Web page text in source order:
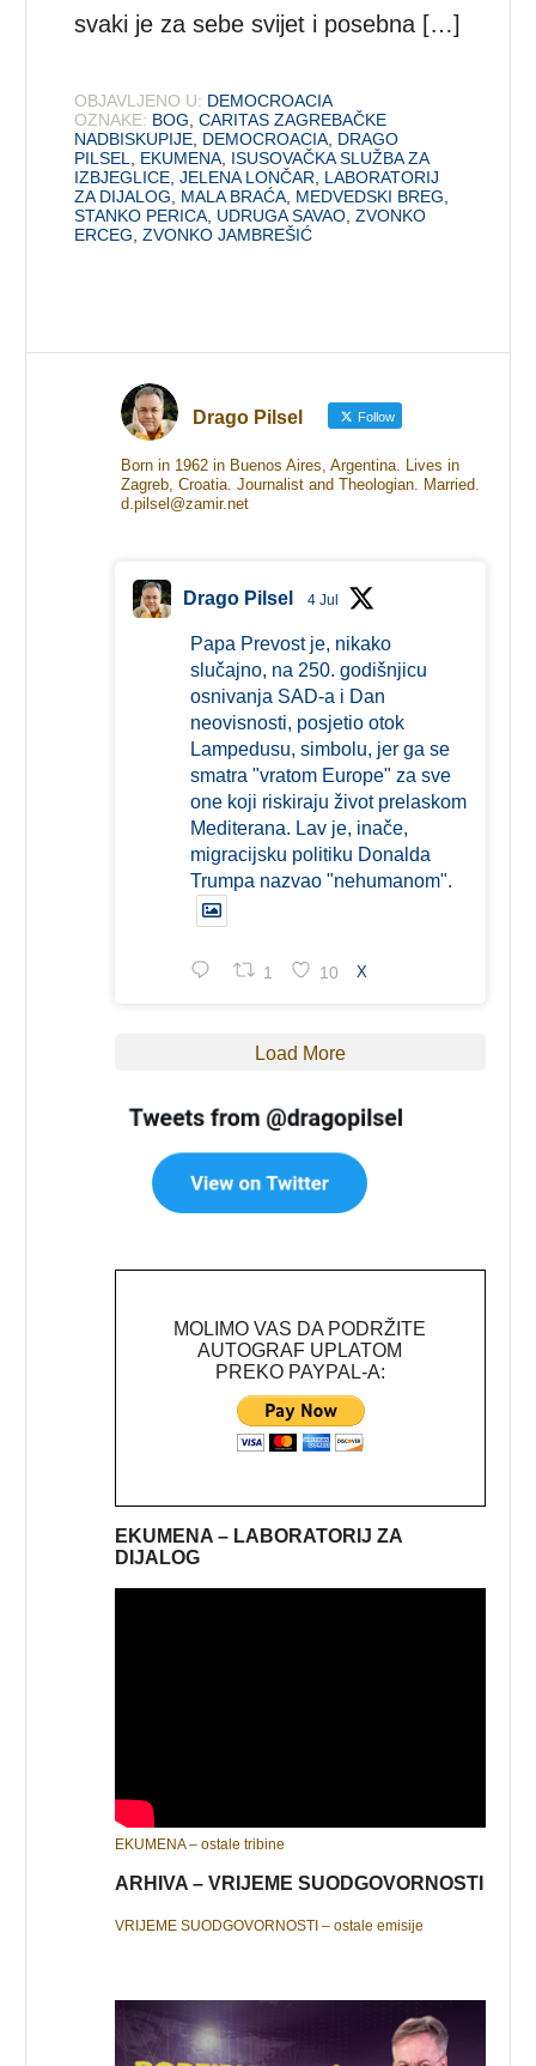
svaki je za sebe svijet i posebna […]
OBJAVLJENO U: DEMOCROACIA
OZNAKE: BOG ,CARITAS ZAGREBAČKE
NADBISKUPIJE DEMOCROACIA DRAGO
PILSEL
EKUMENA ISUSOVAČKA SLUŽBA ZA
IZBJEGLICE ,JELENA LONČAR
LABORATORIJ
ZA DIJALOG
MALA BRAĆA MEDVEDSKI BREG
STANKO PERICA UDRUGA SAVAO ,ZVONKO
ERCEG ,ZVONKO JAMBREŠIĆ
Drago Pilsel Follow
Born in 1962 in Buenos Aires, Argentina. Lives in
Zagreb, Croatia. Journalist and Theologian. Married.
d.pilsel@zamir.net
Drago Pilsel 4 Jul
Papa Prevost je, nikako
slučajno, na 250. godišnjicu
osnivanja SAD-a i Dan
neovisnosti, posjetio otok
Lampedusu, simbolu, jer ga se
smatra "vratom Europe" za sve
one koji riskiraju život prelaskom
Mediterana. Lav je, inače,
migracijsku politiku Donalda
Trumpa nazvao "nehumanom".
1 10 X
Load More
MOLIMO VAS DA PODRŽITE
AUTOGRAF UPLATOM
PREKO PAYPAL-A:
EKUMENA – LABORATORIJ ZA
DIJALOG
EKUMENA – ostale tribine
ARHIVA – VRIJEME SUODGOVORNOSTI
VRIJEME SUODGOVORNOSTI – ostale emisije